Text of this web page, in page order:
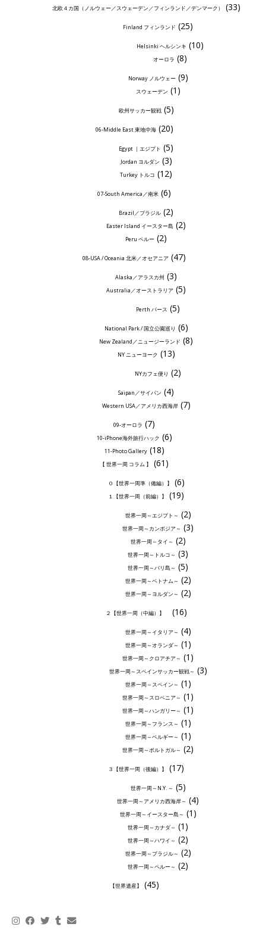
北欧４カ国（ノルウェー／スウェーデン／フィンランド／デンマーク） (33)
Finland フィンランド (25)
Helsinki ヘルシンキ (10)
オーロラ (8)
Norway ノルウェー(9)
スウェーデン (1)
欧州サッカー観戦(5)
06-Middle East 東地中海(20)
Egypt ｜エジプト (5)
Jordan ヨルダン (3)
Turkey トルコ (12)
07-South America／南米 (6)
Brazil／ブラジル (2)
Easter Island イースター島 (2)
Peru ペルー (2)
08-USA / Oceania 北米／オセアニア (47)
Alaska／アラスカ州 (3)
Australia／オーストラリア (5)
Perth パース (5)
National Park / 国立公園巡り (6)
New Zealand／ニュージーランド (8)
NY ニューヨーク (13)
NYカフェ便り (2)
Saipan／サイパン (4)
Western USA／アメリカ西海岸(7)
09-オーロラ (7)
10-iPhone海外旅行ハック (6)
11-Photo Gallery(18)
【 世界一周 コラム 】 (61)
０【世界一周準（備編）】 (6)
１【世界一周（前編）】 (19)
世界一周～エジプト～ (2)
世界一周～カンボジア～ (3)
世界一周～タイ～ (2)
世界一周～トルコ～ (3)
世界一周～バリ島～ (5)
世界一周～ベトナム～ (2)
世界一周～ヨルダン～ (2)
２【世界一周（中編）】 (16)
世界一周～イタリア～ (4)
世界一周～オランダ～ (1)
世界一周～クロアチア～ (1)
世界一周～スペインサッカー観戦～ (3)
世界一周～スペイン～ (1)
世界一周～スロベニア～ (1)
世界一周～ハンガリー～ (1)
世界一周～フランス～ (1)
世界一周～ベルギー～ (1)
世界一周～ポルトガル～ (2)
３【世界一周（後編）】 (17)
世界一周～N.Y. ～ (5)
世界一周～アメリカ西海岸～ (4)
世界一周～イースター島～ (1)
世界一周～カナダ～ (1)
世界一周～ハワイ～ (2)
世界一周～ブラジル～ (2)
世界一周～ペルー～ (2)
【世界遺産】 (45)